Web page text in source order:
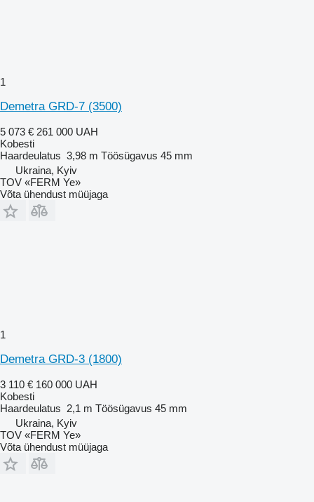
1
Demetra GRD-7 (3500)
5 073 € 261 000 UAH
Kobesti
Haardeulatus 3,98 m Töösügavus 45 mm
Ukraina, Kyiv
TOV «FERM Ye»
Võta ühendust müüjaga
1
Demetra GRD-3 (1800)
3 110 € 160 000 UAH
Kobesti
Haardeulatus 2,1 m Töösügavus 45 mm
Ukraina, Kyiv
TOV «FERM Ye»
Võta ühendust müüjaga